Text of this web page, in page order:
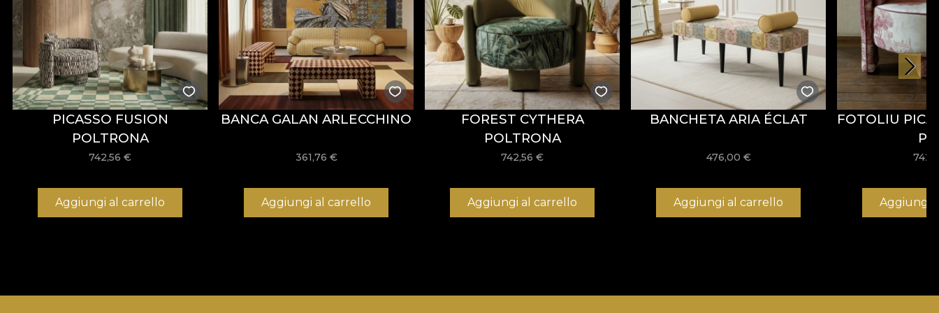
PICASSO FUSION
POLTRONA
742,56€
Aggiungi al carrello
BANCA GALAN ARLECCHINO
361,76 €
Aggiungi al carrello
FOREST CYTHERA
POLTRONA
742,56€
Aggiungi al carrello
BANCHETA ARIA ÉCLAT
476,00 €
Aggiungi al carrello
FOTOLIU
Aggiungi